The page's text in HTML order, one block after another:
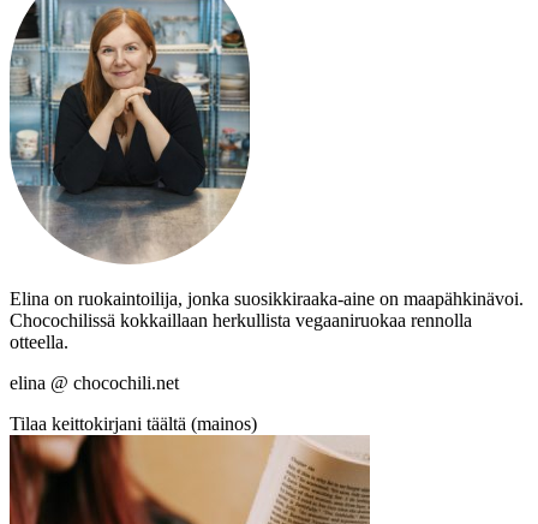
Elina on ruokaintoilija, jonka suosikkiraaka-aine on maapähkinävoi.
Chocochilissä kokkaillaan herkullista vegaaniruokaa rennolla
otteella.
elina @ chocochili.net
Tilaa keittokirjani täältä (mainos)